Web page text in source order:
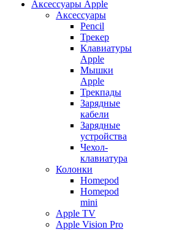
Аксессуары Apple
Аксессуары
Pencil
Трекер
Клавиатуры
Apple
Мышки
Apple
Трекпады
Зарядные
кабели
Зарядные
устройства
Чехол-
клавиатура
Колонки
Homepod
Homepod
mini
Apple TV
Apple Vision Pro